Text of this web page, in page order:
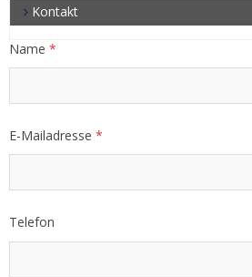
Kontakt
Name *
E-Mailadresse *
Telefon